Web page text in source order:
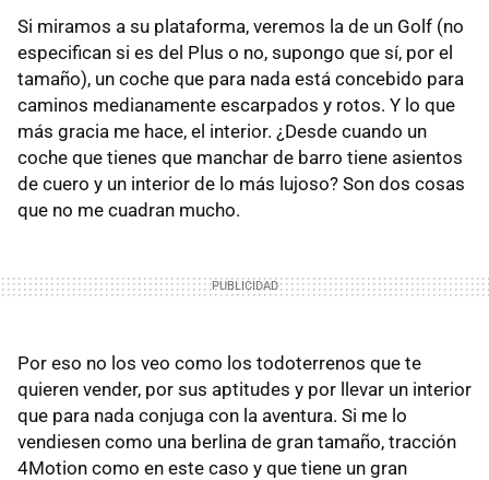
Si miramos a su plataforma, veremos la de un Golf (no
especifican si es del Plus o no, supongo que sí, por el
tamaño), un coche que para nada está concebido para
caminos medianamente escarpados y rotos. Y lo que
más gracia me hace, el interior. ¿Desde cuando un
coche que tienes que manchar de barro tiene asientos
de cuero y un interior de lo más lujoso? Son dos cosas
que no me cuadran mucho.
Por eso no los veo como los todoterrenos que te
quieren vender, por sus aptitudes y por llevar un interior
que para nada conjuga con la aventura. Si me lo
vendiesen como una berlina de gran tamaño, tracción
4Motion como en este caso y que tiene un gran